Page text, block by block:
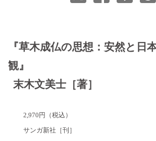
『草木成仏の思想：安然と日
観』
末木文美士［著］
2,970円（税込）
サンガ新社［刊］